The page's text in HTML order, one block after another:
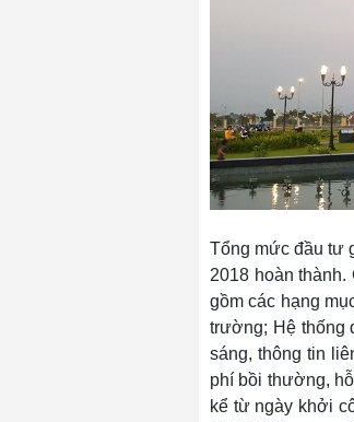
Tổng mức đầu tư
2018 hoàn
gồm các hạng
trường; Hệ thống
sáng, thông tin
phí bồi thường,
kể từ ngày khởi